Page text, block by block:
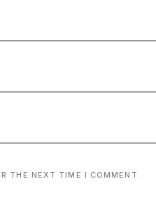
THE NEXT TIME I COMMENT.